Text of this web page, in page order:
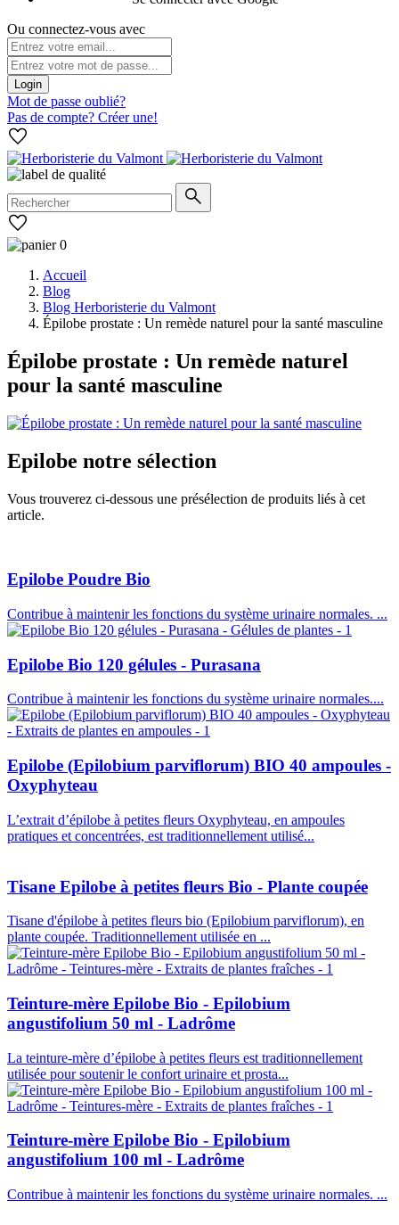
Ou connectez-vous avec
Login
Mot de passe oublié?
Pas de compte? Créer une!
0
Accueil
Blog
Blog Herboristerie du Valmont
Épilobe prostate : Un remède naturel pour la santé masculine
Épilobe prostate : Un remède naturel
pour la santé masculine
Epilobe notre sélection
Vous trouverez ci-dessous une présélection de produits liés à cet
article.
Epilobe Poudre Bio
Contribue à maintenir les fonctions du système urinaire normales. ...
Epilobe Bio 120 gélules - Purasana
Contribue à maintenir les fonctions du système urinaire normales....
Epilobe (Epilobium parviflorum) BIO 40 ampoules -
Oxyphyteau
L’extrait d’épilobe à petites fleurs Oxyphyteau, en ampoules
pratiques et concentrées, est traditionnellement utilisé...
Tisane Epilobe à petites fleurs Bio - Plante coupée
Tisane d'épilobe à petites fleurs bio (Epilobium parviflorum), en
plante coupée. Traditionnellement utilisée en ...
Teinture-mère Epilobe Bio - Epilobium
angustifolium 50 ml - Ladrôme
La teinture-mère d’épilobe à petites fleurs est traditionnellement
utilisée pour soutenir le confort urinaire et prosta...
Teinture-mère Epilobe Bio - Epilobium
angustifolium 100 ml - Ladrôme
Contribue à maintenir les fonctions du système urinaire normales. ...